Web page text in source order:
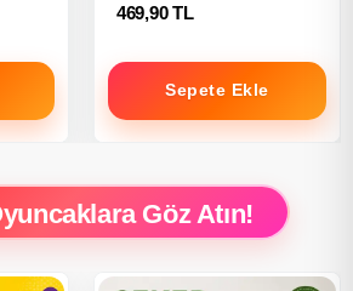
469,90 TL
Sepete Ekle
Göz Atın!